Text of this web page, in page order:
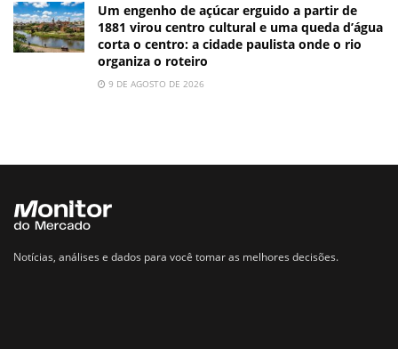
Um engenho de açúcar erguido a partir de
1881 virou centro cultural e uma queda d’água
corta o centro: a cidade paulista onde o rio
organiza o roteiro
9 DE AGOSTO DE 2026
Notícias, análises e dados para você tomar as melhores decisões.